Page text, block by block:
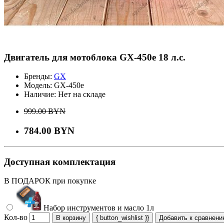
Двигатель для мотоблока GX-450e 18 л.с.
Бренды: GX
Модель: GX-450e
Наличие: Нет на складе
999.00 BYN
784.00 BYN
Доступная комплектация
В ПОДАРОК при покупке
Набор инструментов и масло 1л
Кол-во
В корзину { button_wishlist }} Добавить к